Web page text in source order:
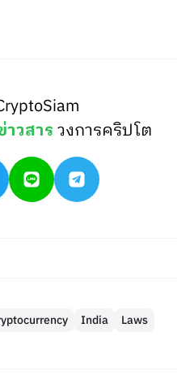
วสารวงการคริปโต
India
Laws